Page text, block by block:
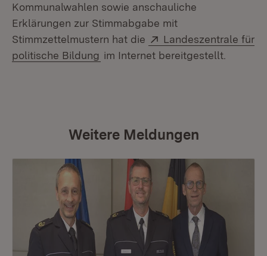
Kommunalwahlen sowie anschauliche
Erklärungen zur Stimmabgabe mit
Stimmzettelmustern hat die
Extern:
Landeszentrale für
politische Bildung (Öffnet in neuem Fenster)
im Internet bereitgestellt.
Weitere Meldungen